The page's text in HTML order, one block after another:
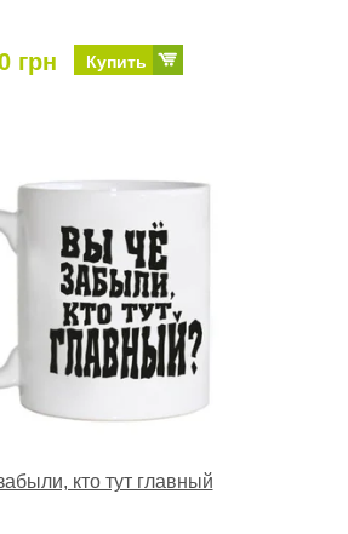
грн Купить
кто тут главный